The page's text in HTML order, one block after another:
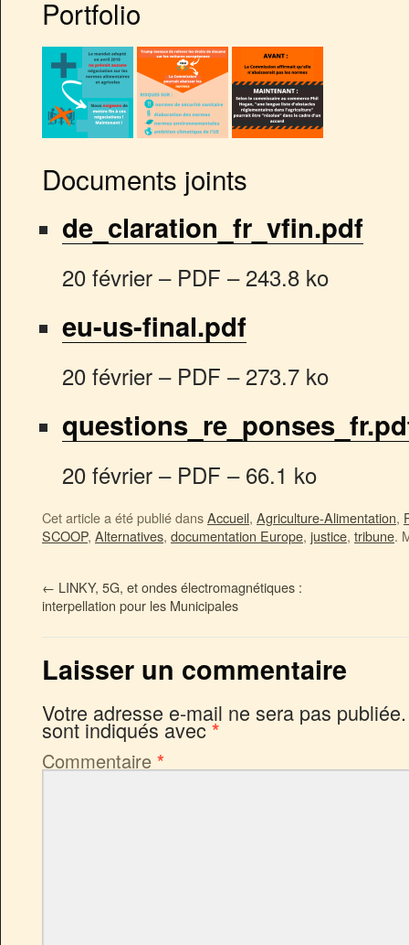
Portfolio
Documents joints
de_claration_fr_vfin.pdf
20 février – PDF –243.8 ko
eu-us-final.pdf
20 février – PDF –273.7 ko
20 février – PDF – 66.1 ko
Cet article a été publié dansAccueil, Agriculture-Alimentation,
SCOOP, Alternatives, documentation Europe, justice, tribune.
← LINKY, 5G, et ondes électromagnétiques :
interpellation pour les Municipales
Laisser un commentaire
Votre adresse e-mail ne sera pas publiée.
sont indiqués avec*
Commentaire *